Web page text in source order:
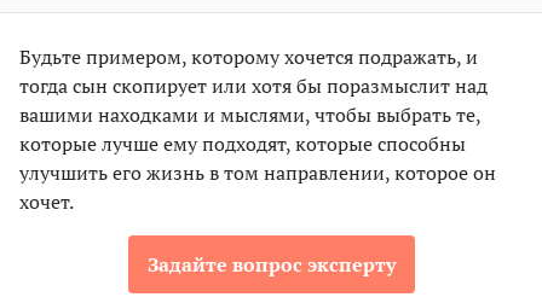
Будьте примером, которому хочется подражать, и
тогда сын скопирует или хотя бы поразмыслит над
вашими находками и мыслями, чтобы выбрать те,
которые лучше ему подходят, которые способны
улучшить его жизнь в том направлении, которое он
хочет.
Задайте вопрос эксперту